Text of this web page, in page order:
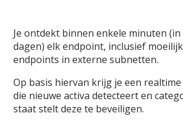
Je ontdekt binnen enkele minuten (in
dagen) elk endpoint, inclusief
endpoints in externe subnetten.
Op basis hiervan krijg je een
die nieuwe activa detecteert en
staat stelt deze te beveiligen.